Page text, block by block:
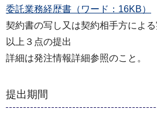
委託業務経歴書（ワード：16KB）
契約書の写し又は契約相手方によ
以上３点の提出
詳細は発注情報詳細参照のこと。
提出期間